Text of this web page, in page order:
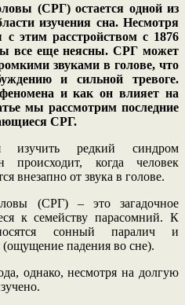
(СРГ) остается одной из
изучения сна. Несмотря
этим расстройством с 1876
все еще неясны. СРГ может
звуками в голове, что
и сильной тревоге.
и как он влияет на
мы рассмотрим последние
СРГ.
изучить редкий синдром
когда человек
внезапно от звука в голове.
(СРГ) – это загадочное
к семейству парасомний. К
сонный паралич и
(ощущение падения во сне).
однако, несмотря на долгую